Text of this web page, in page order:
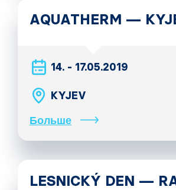
AQUATHERM —
14. - 17.05.2019
KYJEV
Больше
LESNICKÝ DEN —